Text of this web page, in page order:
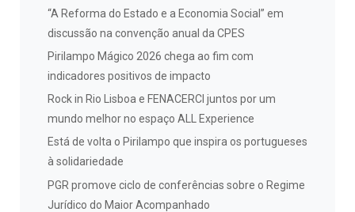
“A Reforma do Estado e a Economia Social” em
discussão na convenção anual da CPES
Pirilampo Mágico 2026 chega ao fim com
indicadores positivos de impacto
Rock in Rio Lisboa e FENACERCI juntos por um
mundo melhor no espaço ALL Experience
Está de volta o Pirilampo que inspira os portugueses
à solidariedade
PGR promove ciclo de conferências sobre o Regime
Jurídico do Maior Acompanhado